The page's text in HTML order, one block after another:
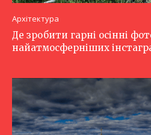
Архітектура
Де зробити гарні осінні
найатмосферніших